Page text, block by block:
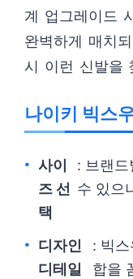
계 업그레이드
완벽하게 매치
시 이런 신발을
나이키 빅스
사이
즈 선
택
: 브랜
수 있으
디자인
디테일
: 빅
합을